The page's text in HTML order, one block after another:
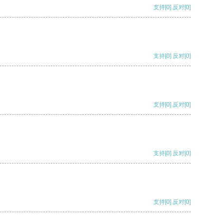
支持[0] 反对[0]
支持[0] 反对[0]
支持[0] 反对[0]
支持[0] 反对[0]
支持[0] 反对[0]